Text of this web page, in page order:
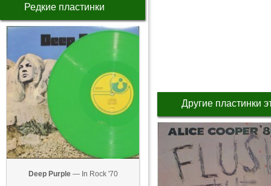
Редкие пластинки
Deep Purple— In Rock '70
Другие пластинки